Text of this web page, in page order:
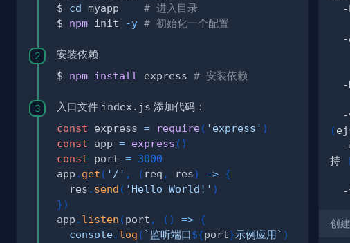
$ cd myapp # 进入目录
$ npm init -y # 初始化一个配置
安装依赖
$ npm install express # 安装依赖
入口文件 index.js 添加代码：
const express = require( 'express' )
const app = express ( )
const port = 3000
app . get ( '/' , ( req , res) => {
  res
. send ( 'Hello World!' )
})
app . listen (port , ( ) => {
console. log ( ` 监听端口${port}示例应用` )
(
持
创